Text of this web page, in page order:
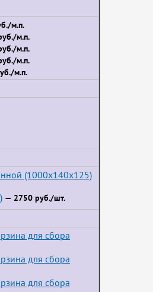
м.п.
м.п.
м.п.
м.п.
м.п.
(1000x140x125)
— 2750 руб./шт.
для сбора
для сбора
для сбора